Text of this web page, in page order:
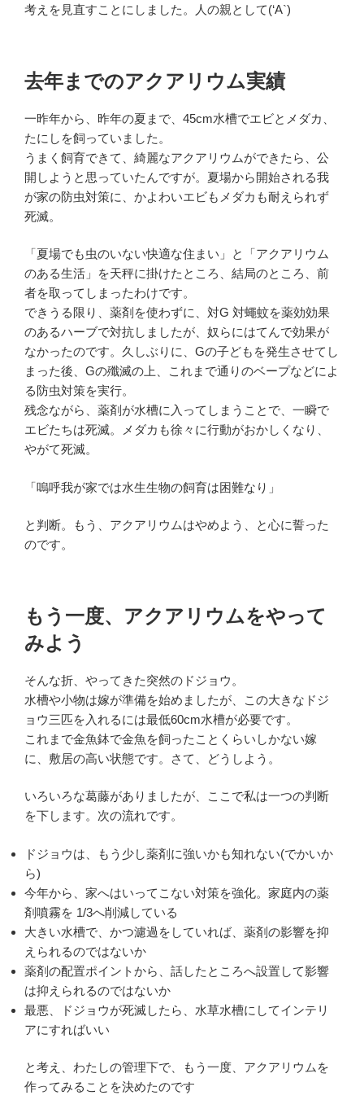
考えを見直すことにしました。人の親として(‘A`)
去年までのアクアリウム実績
一昨年から、昨年の夏まで、45cm水槽でエビとメダカ、
たにしを飼っていました。
うまく飼育できて、綺麗なアクアリウムができたら、公
開しようと思っていたんですが。夏場から開始される我
が家の防虫対策に、かよわいエビもメダカも耐えられず
死滅。
「夏場でも虫のいない快適な住まい」と「アクアリウム
のある生活」を天秤に掛けたところ、結局のところ、前
者を取ってしまったわけです。
できうる限り、薬剤を使わずに、対G 対蠅蚊を薬効効果
のあるハーブで対抗しましたが、奴らにはてんで効果が
なかったのです。久しぶりに、Gの子どもを発生させてし
まった後、Gの殲滅の上、これまで通りのベープなどによ
る防虫対策を実行。
残念ながら、薬剤が水槽に入ってしまうことで、一瞬で
エビたちは死滅。メダカも徐々に行動がおかしくなり、
やがて死滅。
「嗚呼我が家では水生生物の飼育は困難なり」
と判断。もう、アクアリウムはやめよう、と心に誓った
のです。
もう一度、アクアリウムをやって
みよう
そんな折、やってきた突然のドジョウ。
水槽や小物は嫁が準備を始めましたが、この大きなドジ
ョウ三匹を入れるには最低60cm水槽が必要です。
これまで金魚鉢で金魚を飼ったことくらいしかない嫁
に、敷居の高い状態です。さて、どうしよう。
いろいろな葛藤がありましたが、ここで私は一つの判断
を下します。次の流れです。
ドジョウは、もう少し薬剤に強いかも知れない(でかいか
ら)
今年から、家へはいってこない対策を強化。家庭内の薬
剤噴霧を 1/3へ削減している
大きい水槽で、かつ濾過をしていれば、薬剤の影響を抑
えられるのではないか
薬剤の配置ポイントから、話したところへ設置して影響
は抑えられるのではないか
最悪、ドジョウが死滅したら、水草水槽にしてインテリ
アにすればいい
と考え、わたしの管理下で、もう一度、アクアリウムを
作ってみることを決めたのです